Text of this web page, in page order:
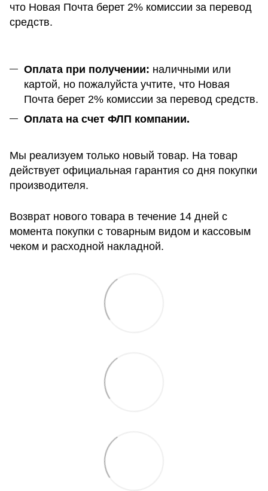
что Новая Почта берет 2% комиссии за перевод
средств.
Оплата при получении: наличными или
картой, но пожалуйста учтите, что Новая
Почта берет 2% комиссии за перевод средств.
Оплата на счет ФЛП компании.
Мы реализуем только новый товар. На товар
действует официальная гарантия со дня покупки
производителя.
Возврат нового товара в течение 14 дней с
момента покупки с товарным видом и кассовым
чеком и расходной накладной.